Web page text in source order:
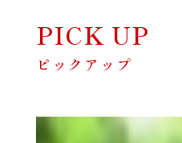
PICK UP
ピックアップ